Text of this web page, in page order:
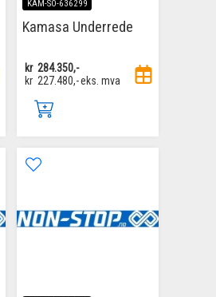
KAM-SO-636299
Kamasa Underrede
kr 284.350,-
kr 227.480,-eks. mva